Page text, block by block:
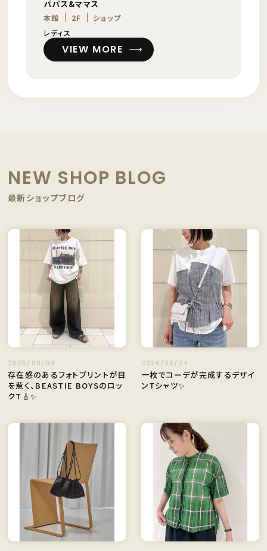
パパス&ママス
本館 2F
ショップ
レディス
VIEW MORE
NEW SHOP BLOG
最新ショップブログ
2026/08/04
存在感のあるフォトプリントが目
を惹く、BEASTIE BOYSのロッ
クT🎸✨️
2026/06/24
一枚でコーデが完成するデザイ
ンTシャツ✨️